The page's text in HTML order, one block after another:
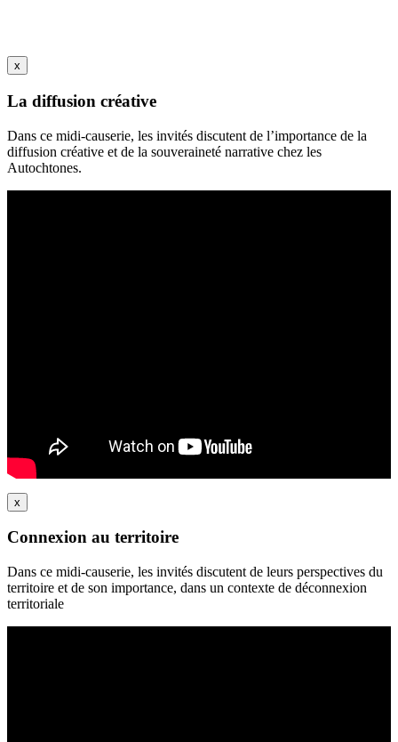
x
La diffusion créative
Dans ce midi-causerie, les invités discutent de l’importance de la
diffusion créative et de la souveraineté narrative chez les
Autochtones.
x
Connexion au territoire
Dans ce midi-causerie, les invités discutent de leurs perspectives du
territoire et de son importance, dans un contexte de déconnexion
territoriale